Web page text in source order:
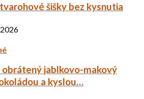
šišky bez kysnutia
jablkovo-makový
a kyslou…